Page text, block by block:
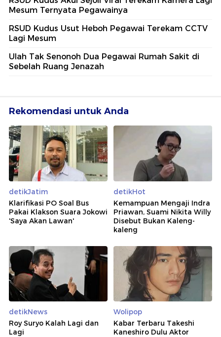
Mesum Ternyata Pegawainya
RSUD Kudus Usut Heboh Pegawai Terekam CCTV
Lagi Mesum
Ulah Tak Senonoh Dua Pegawai Rumah Sakit di
Sebelah Ruang Jenazah
Rekomendasi untuk Anda
detikJatim
Klarifikasi PO Soal Bus
Pakai Klakson Suara Jokowi
'Saya Akan Lawan'
detikHot
Kemampuan Mengaji Indra
Priawan, Suami Nikita Willy
Disebut Bukan Kaleng-
kaleng
detikNews
Roy Suryo Kalah Lagi dan
Lagi
Wolipop
Kabar Terbaru Takeshi
Kaneshiro Dulu Aktor